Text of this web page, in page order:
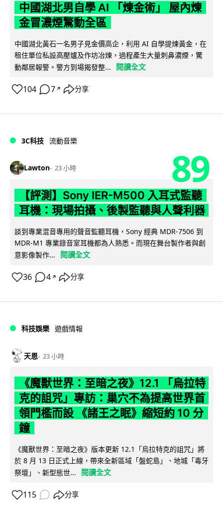
中國湖北男自學 AI 「煉金術」 屋內煉
金冒濃煙驚動全區
中國湖北黃石一名男子見金價高企，利用 AI 自學提煉黃金，在
租住單位私設高壓爐及作坊冶煉，過程產生大量刺鼻濃煙，驚
動鄰居報警。警方到場揭發整...
閱讀全文
104 7 ↗ 分享
3C科技 流動音樂
Lawton 23 小時 89
【評測】Sony IER-M500 入耳式監聽
耳機：現場拍攝、後製監聽與人聲利器
談到專業混音專用的聲音監聽耳機，Sony 經典 MDR-7506 到
MDR-M1 專業錄音室耳機都為人熟悉。而現在舞台製作者與創
意影像製作...
閱讀全文
36 4 ↗ 分享
科技娛樂 遊戲情報
天恩 23 小時
《魔獸世界：至暗之夜》12.1 「烏拉特
克的詛咒」專訪：巢穴不為提高世界首
領門檻而設 《諸王之眠》縮短約 10 分
鐘
《魔獸世界：至暗之夜》版本更新 12.1「烏拉特克的詛咒」將
於 8 月 13 日正式上線，帶來全新區域「盤蛇島」、地城「毒牙
祭壇」、新型態世...
閱讀全文
115 分享